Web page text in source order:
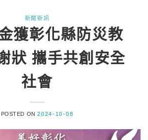
新聞新訊
獲彰化縣防災教
狀 攜手共創安全
社會
POSTED ON2024-10-08